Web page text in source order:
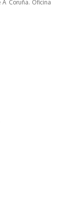
Coruña. Oficina